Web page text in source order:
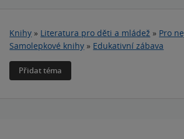
Knihy » Literatura pro děti a mládež » Pro
Samolepkové knihy » Edukativní zábava
Přidat téma